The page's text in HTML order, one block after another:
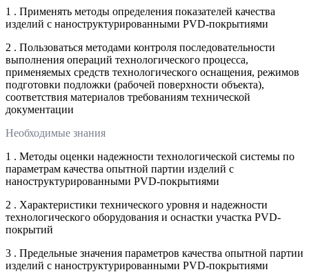
1 . Применять методы определения показателей качества
изделий с наноструктурированными PVD-покрытиями
2 . Пользоваться методами контроля последовательности
выполнения операций технологического процесса,
применяемых средств технологического оснащения, режимов
подготовки подложки (рабочей поверхности объекта),
соответствия материалов требованиям технической
документации
Необходимые знания
1 . Методы оценки надежности технологической системы по
параметрам качества опытной партии изделий с
наноструктурированными PVD-покрытиями
2 . Характеристики технического уровня и надежности
технологического оборудования и оснастки участка PVD-
покрытий
3 . Предельные значения параметров качества опытной партии
изделий с наноструктурированными PVD-покрытиями